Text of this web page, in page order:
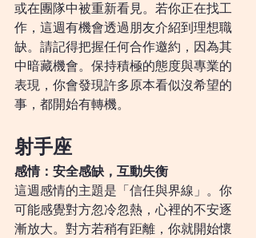
或在團隊中被重新看見。若你正在找工
作，這週有機會透過朋友介紹到理想職
缺。請記得把握任何合作邀約，因為其
中暗藏機會。保持積極的態度與專業的
表現，你會發現許多原本看似沒希望的
事，都開始有轉機。
射手座
感情：安全感缺，互動失衡
這週感情的主題是「信任與界線」。你
可能感覺對方忽冷忽熱，心裡的不安逐
漸放大。對方若稍有距離，你就開始懷